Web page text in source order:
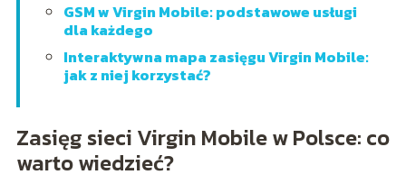
GSM w Virgin Mobile: podstawowe usługi
dla każdego
Interaktywna mapa zasięgu Virgin Mobile:
jak z niej korzystać?
Zasięg sieci Virgin Mobile w Polsce: co
warto wiedzieć?